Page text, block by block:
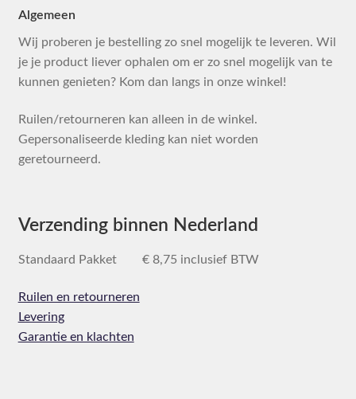
Algemeen
Wij proberen je bestelling zo snel mogelijk te leveren. Wil
je je product liever ophalen om er zo snel mogelijk van te
kunnen genieten? Kom dan langs in onze winkel!
Ruilen/retourneren kan alleen in de winkel.
Gepersonaliseerde kleding kan niet worden
geretourneerd.
Verzending binnen Nederland
Standaard Pakket € 8,75 inclusief BTW
Ruilen en retourneren
Levering
Garantie en klachten